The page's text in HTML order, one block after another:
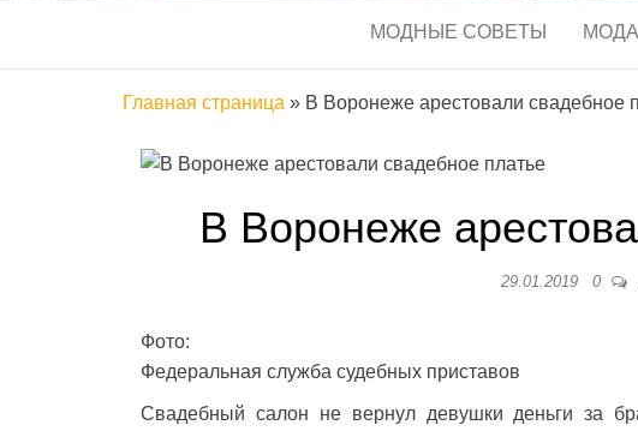
МОДНЫЕ СОВЕТЫ МОДА
Главная страница » В Воронеже арестовали свадебное
В Воронеже
29.01.2019 0
Фото:
Федеральная служба судебных приставов
Свадебный салон не вернул девушки деньги за